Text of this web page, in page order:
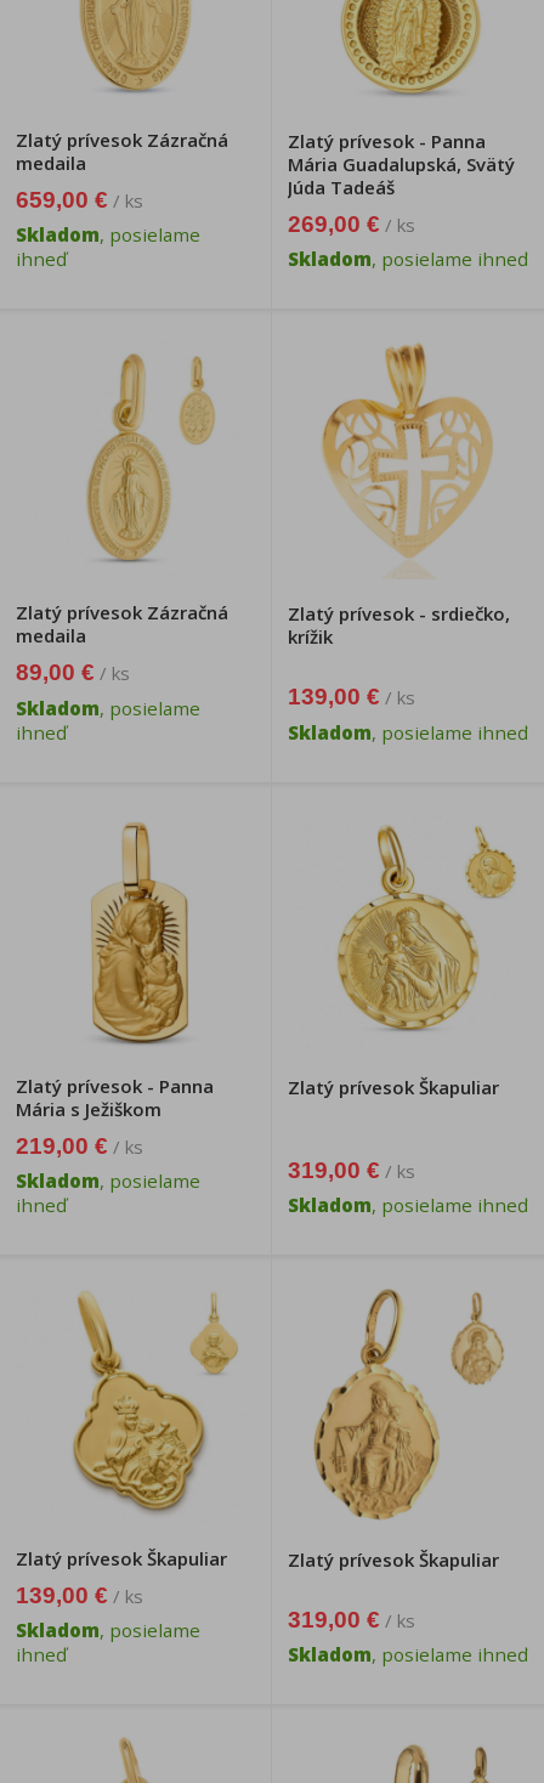
Zlatý prívesok Zázračná
medaila
659,00 € / ks
Skladom, posielame
ihneď
Zlatý prívesok - Panna
Mária Guadalupská, Svätý
Júda Tadeáš
269,00 € / ks
Skladom, posielame ihneď
Zlatý prívesok Zázračná
medaila
89,00 € / ks
Skladom, posielame
ihneď
Zlatý prívesok - srdiečko,
krížik
139,00 € / ks
Skladom, posielame ihneď
Zlatý prívesok - Panna
Mária s Ježiškom
219,00 € / ks
Skladom, posielame
ihneď
Zlatý prívesok Škapuliar
319,00 € / ks
Skladom, posielame ihneď
Zlatý prívesok Škapuliar
139,00 € / ks
Skladom, posielame
ihneď
Zlatý prívesok Škapuliar
319,00 € / ks
Skladom, posielame ihneď